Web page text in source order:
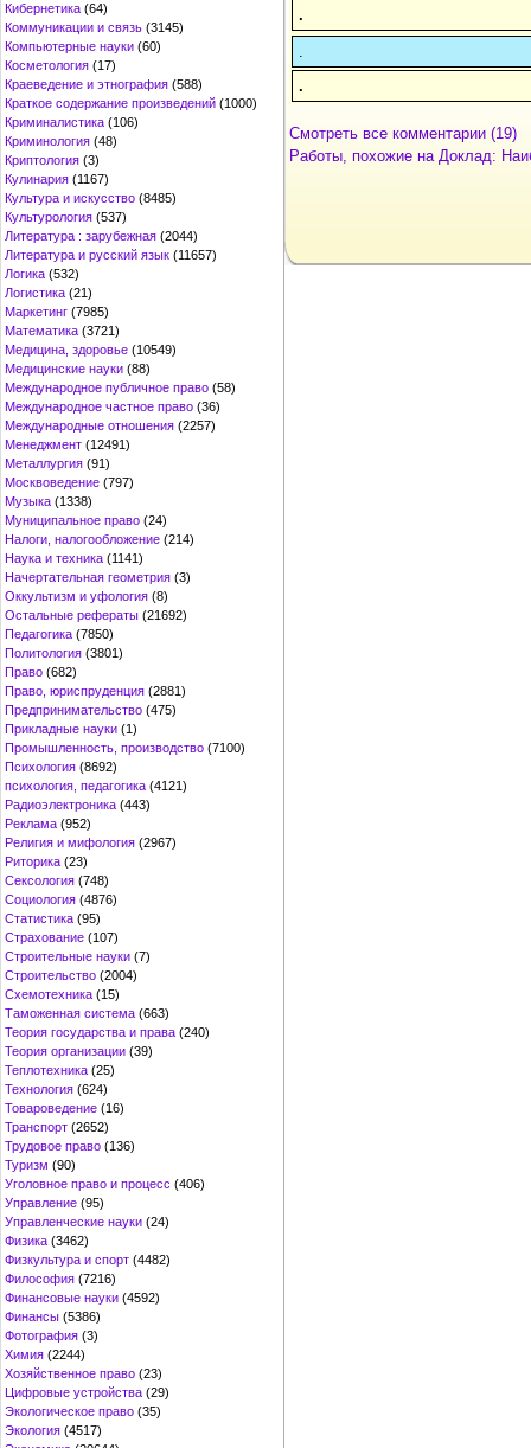
Кибернетика (64)
Коммуникации и связь (3145)
Компьютерные науки (60)
Косметология (17)
Краеведение и этнография (588)
Краткое содержание произведений (1000)
Криминалистика (106)
Криминология (48)
Криптология (3)
Кулинария (1167)
Культура и искусство (8485)
Культурология (537)
Литература : зарубежная (2044)
Литература и русский язык (11657)
Логика (532)
Логистика (21)
Маркетинг (7985)
Математика (3721)
Медицина, здоровье (10549)
Медицинские науки (88)
Международное публичное право (58)
Международное частное право (36)
Международные отношения (2257)
Менеджмент (12491)
Металлургия (91)
Москвоведение (797)
Музыка (1338)
Муниципальное право (24)
Налоги, налогообложение (214)
Наука и техника (1141)
Начертательная геометрия (3)
Оккультизм и уфология (8)
Остальные рефераты (21692)
Педагогика (7850)
Политология (3801)
Право (682)
Право, юриспруденция (2881)
Предпринимательство (475)
Прикладные науки (1)
Промышленность, производство (7100)
Психология (8692)
психология, педагогика (4121)
Радиоэлектроника (443)
Реклама (952)
Религия и мифология (2967)
Риторика (23)
Сексология (748)
Социология (4876)
Статистика (95)
Страхование (107)
Строительные науки (7)
Строительство (2004)
Схемотехника (15)
Таможенная система (663)
Теория государства и права (240)
Теория организации (39)
Теплотехника (25)
Технология (624)
Товароведение (16)
Транспорт (2652)
Трудовое право (136)
Туризм (90)
Уголовное право и процесс (406)
Управление (95)
Управленческие науки (24)
Физика (3462)
Физкультура и спорт (4482)
Философия (7216)
Финансовые науки (4592)
Финансы (5386)
Фотография (3)
Химия (2244)
Хозяйственное право (23)
Цифровые устройства (29)
Экологическое право (35)
Экология (4517)
.
.
Смотреть все комментарии (19)
Работы, похожие на Доклад: